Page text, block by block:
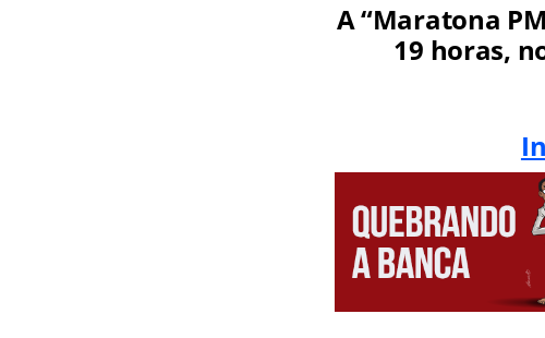
A “Maratona
19 horas,